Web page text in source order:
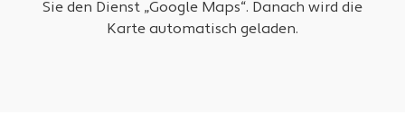
Sie den Dienst „Google Maps“. Danach wird die
Karte automatisch geladen.